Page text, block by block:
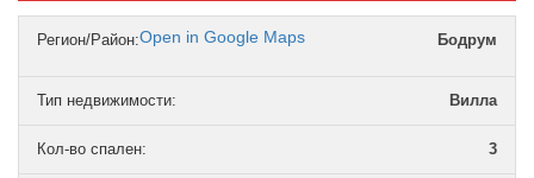
Регион/Район: Бодрум
Open in Google Maps
Тип недвижимости: Вилла
Кол-во спален: 3